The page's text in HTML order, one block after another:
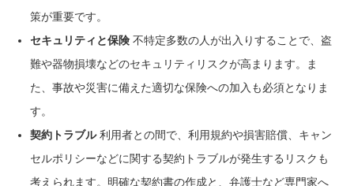
策が重要です。
セキュリティと保険 不特定多数の人が出入りすることで、盗
難や器物損壊などのセキュリティリスクが高まります。ま
た、事故や災害に備えた適切な保険への加入も必須となりま
す。
契約トラブル利用者との間で、利用規約や損害賠償、キャン
セルポリシーなどに関する契約トラブルが発生するリスクも
考えられます。明確な契約書の作成と、弁護士など専門家へ